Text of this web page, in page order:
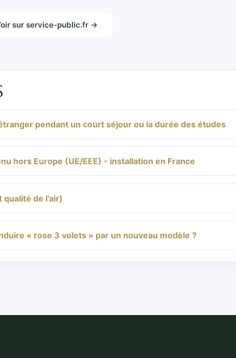
sur service-public.fr →
pendant un court séjour ou la durée des études
hors Europe (UE/EEE) - installation en France
de l'air)
« rose 3 volets » par un nouveau modèle ?